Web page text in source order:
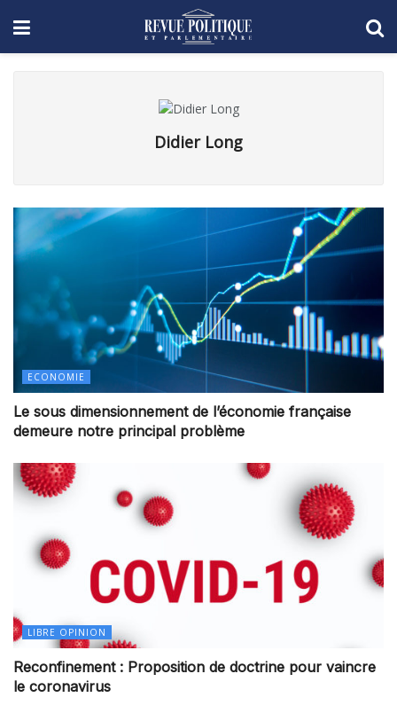
Didier Long
ECONOMIE
Le sous dimensionnement de l’économie française
demeure notre principal problème
LIBRE OPINION
Reconfinement : Proposition de doctrine pour vaincre
le coronavirus